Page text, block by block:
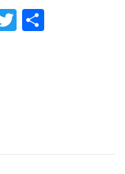
Twitter